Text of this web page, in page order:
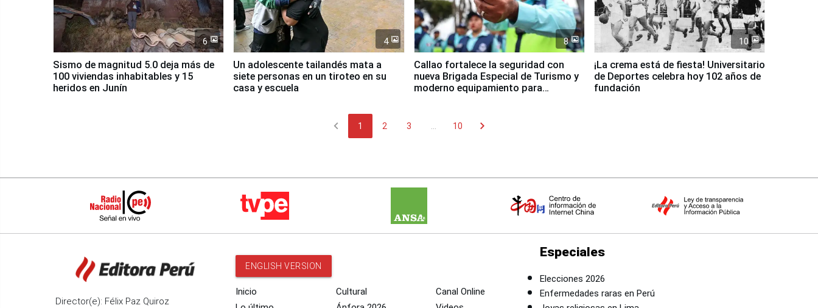
6
Sismo de magnitud 5.0 deja más de
100 viviendas inhabitables y 15
heridos en Junín
4
Un adolescente tailandés mata a
siete personas en un tiroteo en su
casa y escuela
8
Callao fortalece la seguridad con
nueva Brigada Especial de Turismo y
moderno equipamiento para
10
¡La crema está de fiesta! Universitario
de Deportes celebra hoy 102 años de
fundación
chevron_left 1 2 3 10 chevron_right
Director(e): Félix Paz Quiroz
ENGLISH VERSION
Inicio
Cultural
Canal Online
Especiales
Elecciones 2026
Enfermedades raras en Perú